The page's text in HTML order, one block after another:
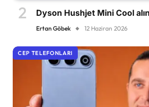
Dyson Hushjet Mini Cool
Ertan Göbek 12 Haziran 2026
CEP TELEFONLARI